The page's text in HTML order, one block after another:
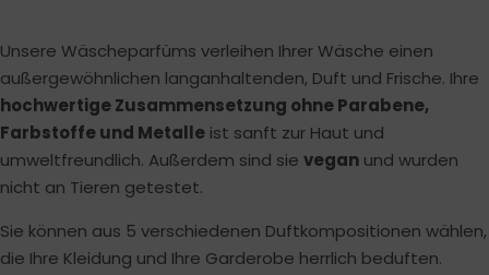
Unsere Wäscheparfüms verleihen Ihrer Wäsche einen
außergewöhnlichen langanhaltenden, Duft und Frische. Ihre
hochwertige Zusammensetzung ohne Parabene,
Farbstoffe und Metalle ist sanft zur Haut und
umweltfreundlich. Außerdem sind sie vegan und wurden
nicht an Tieren getestet.
Sie können aus 5 verschiedenen Duftkompositionen wählen,
die Ihre Kleidung und Ihre Garderobe herrlich beduften.